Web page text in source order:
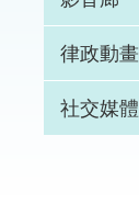
律政動
社交媒體